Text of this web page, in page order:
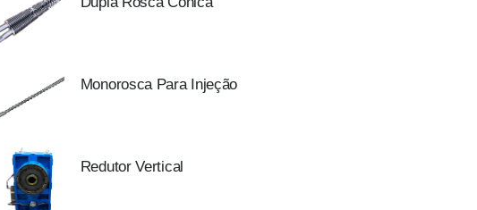
Monorosca Para Injeção
Redutor Vertical